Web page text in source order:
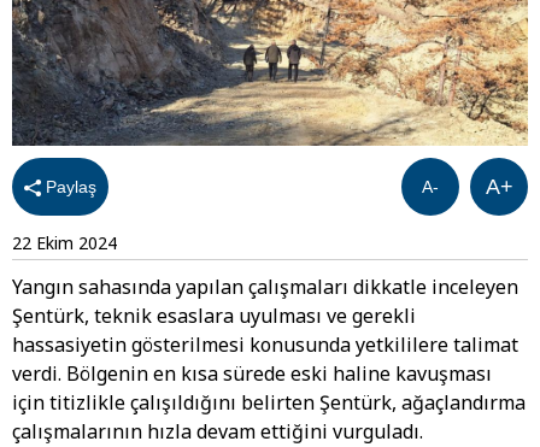
Paylaş A+
A-
22 Ekim 2024
Yangın sahasında yapılan çalışmaları dikkatle inceleyen
Şentürk, teknik esaslara uyulması ve gerekli
hassasiyetin gösterilmesi konusunda yetkililere talimat
verdi. Bölgenin en kısa sürede eski haline kavuşması
için titizlikle çalışıldığını belirten Şentürk, ağaçlandırma
çalışmalarının hızla devam ettiğini vurguladı.